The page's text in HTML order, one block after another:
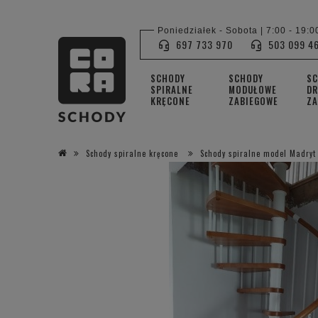
SCHODY
SPIRALNE
KRĘCONE
SCHODY
MODUŁOWE
ZABIEGOWE
Poniedziałek - Sobota | 7:00 -
697 733 970 503 099
Schody spiralne kręcone Schody spiralne model Madryt